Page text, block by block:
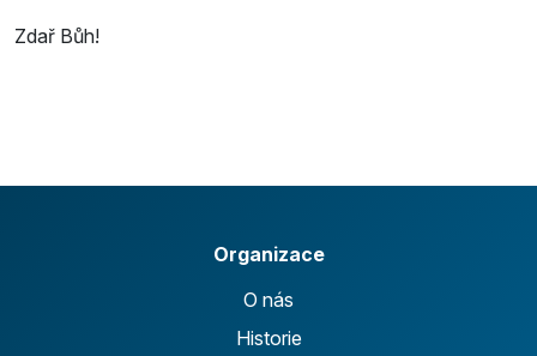
Zdař Bůh!
Organizace
O nás
Historie